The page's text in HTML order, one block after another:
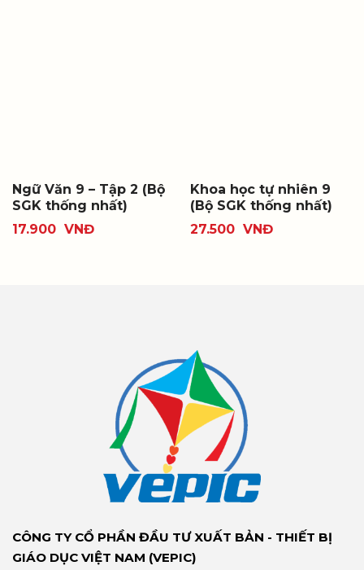
Ngữ Văn 9 – Tập 2 (Bộ
SGK thống nhất)
17.900 VNĐ
Khoa học tự nhiên 9
(Bộ SGK thống nhất)
27.500 VNĐ
CÔNG TY CỔ PHẦN ĐẦU TƯ XUẤT BẢN - THIẾT BỊ
GIÁO DỤC VIỆT NAM (VEPIC)